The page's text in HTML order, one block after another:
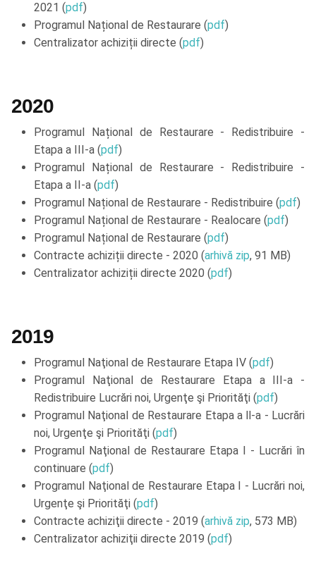
2021 (pdf)
Programul Național de Restaurare (pdf)
Centralizator achiziții directe (pdf)
2020
Programul Național de Restaurare - Redistribuire -
Etapa a III-a (pdf)
Programul Național de Restaurare - Redistribuire -
Etapa a II-a (pdf)
Programul Național de Restaurare - Redistribuire (pdf)
Programul Național de Restaurare - Realocare (pdf)
Programul Național de Restaurare (pdf)
Contracte achiziții directe - 2020 (arhivă zip, 91 MB)
Centralizator achiziții directe 2020 (pdf)
2019
Programul Naţional de Restaurare Etapa IV (pdf)
Programul Naţional de Restaurare Etapa a III-a -
Redistribuire Lucrări noi, Urgenţe şi Priorităţi (pdf)
Programul Naţional de Restaurare Etapa a ll-a - Lucrări
noi, Urgenţe şi Priorităţi (pdf)
Programul Naţional de Restaurare Etapa I - Lucrări în
continuare (pdf)
Programul Naţional de Restaurare Etapa I - Lucrări noi,
Urgenţe şi Priorităţi (pdf)
Contracte achiziţii directe - 2019 (arhivă zip, 573 MB)
Centralizator achiziţii directe 2019 (pdf)